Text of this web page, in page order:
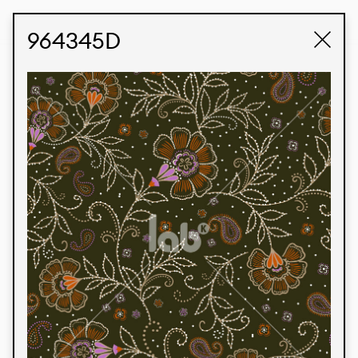
964345D
Produtos
Temos orgulho de expressar nossa identidade
brasileira por meio de nossos tecidos e estampas
personalizadas, trabalhando em colaboração
com nossos clientes e dando vida aos seus
conceitos e criações. Nossa extensa linha de
produtos tem opções para diferentes mercados.
Oferecemos também tecidos ecológicos e
tecnológicos que podem ser acabados em
qualquer cor sólida ou impressão digital.
Cores